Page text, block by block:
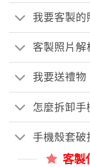
我要客製的
客製照片解
我要送禮物
怎麼拆卸手
手機殼套破
客製